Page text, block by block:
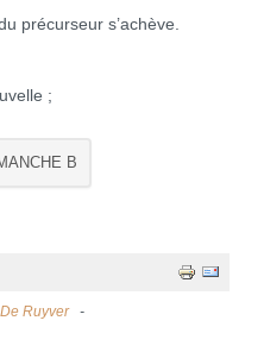
précurseur s’achève.
;
B
Ruyver